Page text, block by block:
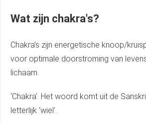
Wat zijn chakra's?
Chakra’s zijn energetische knoop/
voor optimale doorstroming van
lichaam.
‘Chakra’. Het woord komt uit de
letterlijk ‘wiel’.